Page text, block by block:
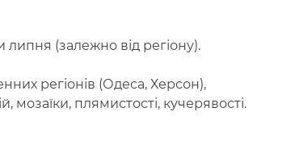
(залежно від регіону).
регіонів (Одеса, Херсон),
мозаїки, плямистості, кучерявості.